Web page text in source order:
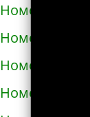
Номера
Номера
Номера
Номера